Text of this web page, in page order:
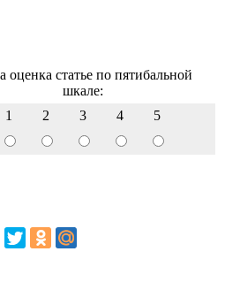
оценка статье по пятибальной
шкале:
1
2 3 4 5